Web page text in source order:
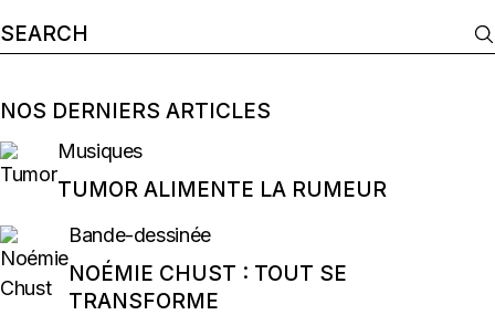
Search
for:
NOS DERNIERS ARTICLES
Musiques
TUMOR ALIMENTE LA RUMEUR
Bande-dessinée
NOÉMIE CHUST : TOUT SE
TRANSFORME